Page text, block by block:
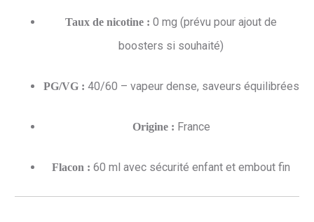
Taux de nicotine : 0 mg (prévu pour ajout de
boosters si souhaité)
PG/VG : 40/60 – vapeur dense, saveurs équilibrées
Origine : France
Flacon : 60 ml avec sécurité enfant et embout fin